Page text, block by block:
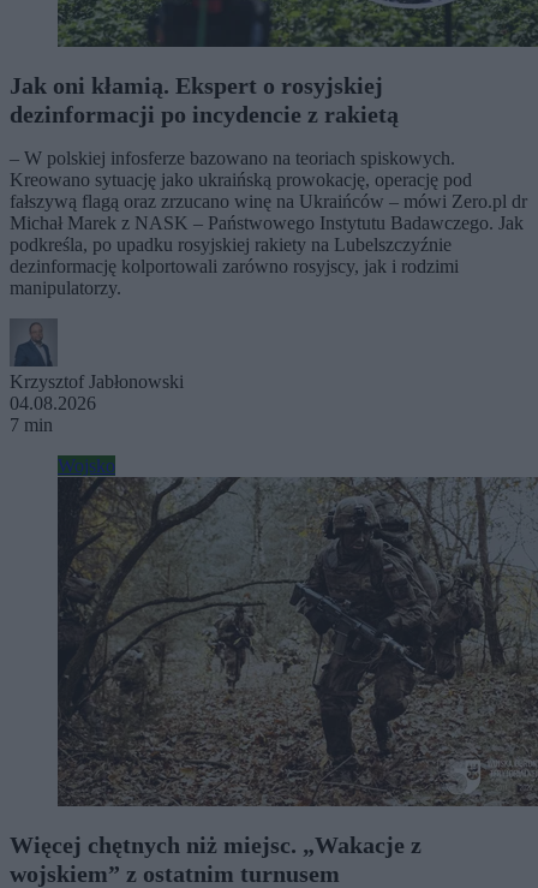
Jak oni kłamią. Ekspert o rosyjskiej
dezinformacji po incydencie z rakietą
– W polskiej infosferze bazowano na teoriach spiskowych.
Kreowano sytuację jako ukraińską prowokację, operację pod
fałszywą flagą oraz zrzucano winę na Ukraińców – mówi Zero.pl dr
Michał Marek z NASK – Państwowego Instytutu Badawczego. Jak
podkreśla, po upadku rosyjskiej rakiety na Lubelszczyźnie
dezinformację kolportowali zarówno rosyjscy, jak i rodzimi
manipulatorzy.
Krzysztof Jabłonowski
04.08.2026
7 min
Wojsko
Więcej chętnych niż miejsc. „Wakacje z
wojskiem” z ostatnim turnusem